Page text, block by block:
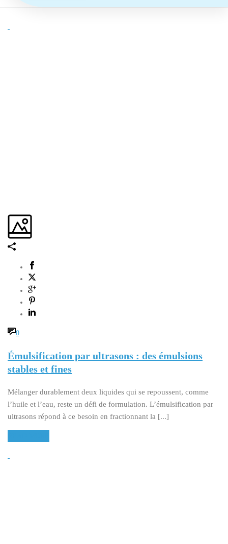
0
Émulsification par ultrasons : des émulsions
stables et fines
Mélanger durablement deux liquides qui se repoussent, comme
l’huile et l’eau, reste un défi de formulation. L’émulsification par
ultrasons répond à ce besoin en fractionnant la [...]